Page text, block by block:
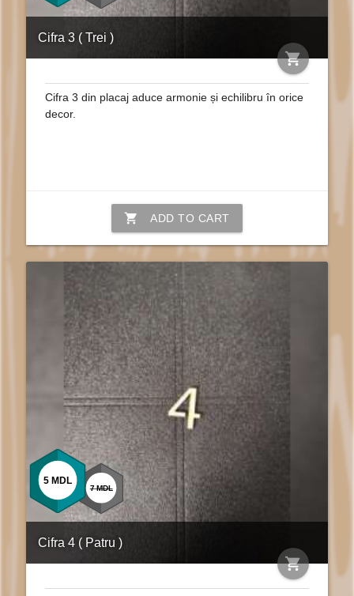
Cifra 3 ( Trei )
shopping_cart
Cifra 3 din placaj aduce armonie și echilibru în orice
decor.
shopping_cart ADD TO CART
Cifra 4 ( Patru )
shopping_cart
5 MDL
7 MDL